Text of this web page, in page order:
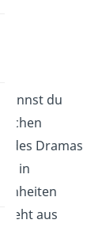
du
des Dramas
in
aus